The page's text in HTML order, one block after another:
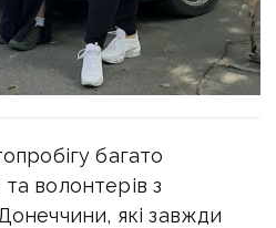
багато
волонтерів з
які завжди